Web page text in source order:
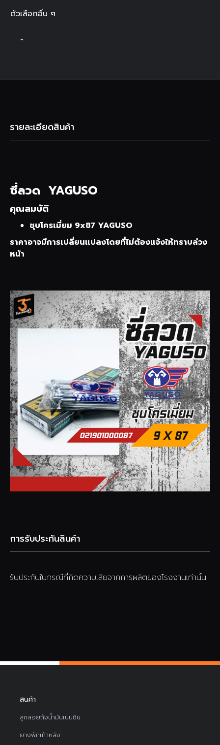
ตัวเลือกอื่น ๆ
-
รายละเอียดสินค้า
ซี่ลวด YAGUSO
คุณสมบัติ
ชุบโครเมี่ยม 9x87 YAGUSO
ราคาอาจมีการเปลี่ยนแปลงโดยที่ไม่ต้องแจ้งให้ทราบล่วง
หน้า
การรับประกันสินค้า
รับประกันในกรณีที่กิดความเสียจากการผลิตของโรงงานเท่านั้น
สินค้า
ลูกลอยถังน้ำมันเบนซิน
ยางพักเท้าหลัง